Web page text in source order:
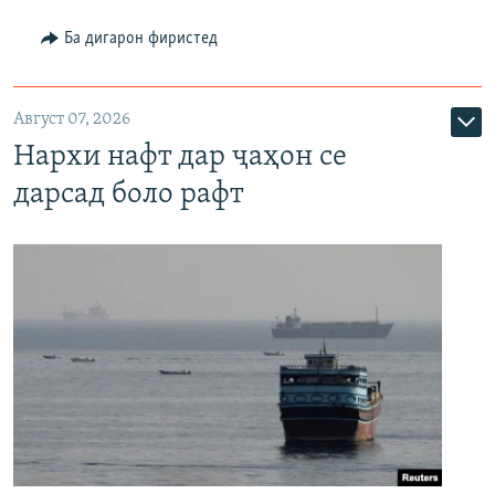
Ба дигарон фиристед
Август 07, 2026
Нархи нафт дар ҷаҳон се
дарсад боло рафт